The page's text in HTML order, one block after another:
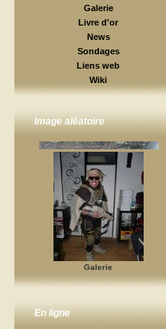
Galerie
Livre d'or
News
Sondages
Liens web
Wiki
Image aléatoire
Galerie
En ligne